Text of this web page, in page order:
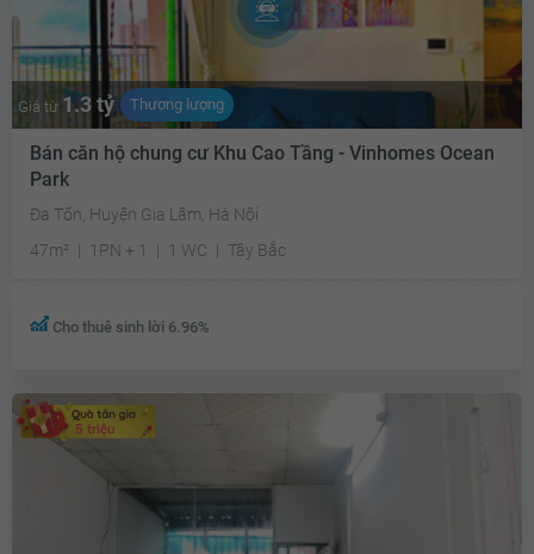
Giá từ 1.3 tỷ Thương lượng
Bán căn hộ chung cư Khu Cao Tầng - Vinhomes Ocean
Park
Đa Tốn, Huyện Gia Lâm, Hà Nội
47m²
1PN + 1 1 WC Tây Bắc
Cho thuê sinh lời 6.96%
5 triệu